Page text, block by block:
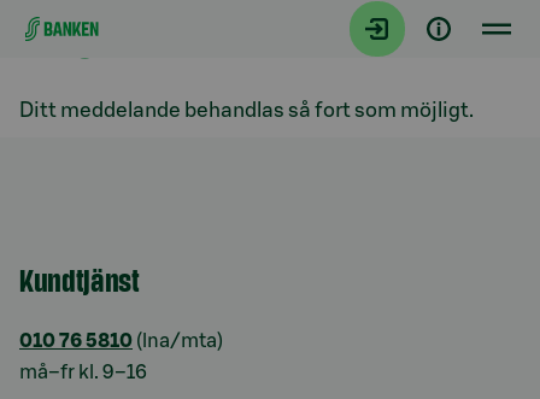
Gå direkt till innehållet
TACK
Ditt meddelande behandlas så fort som möjligt.
Kundtjänst
010 76 5810 (lna/mta)
må–fr kl. 9–16